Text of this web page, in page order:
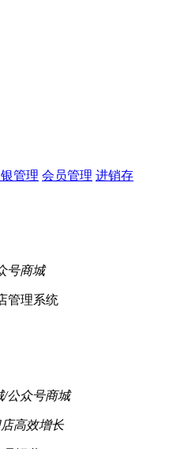
管理 会员管理 进销存
号商城
管理系统
/公众号商城
高效增长